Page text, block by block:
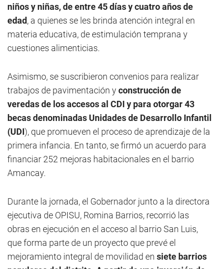
niños y niñas, de entre 45 días y cuatro años de
edad, a quienes se les brinda atención integral en
materia educativa, de estimulación temprana y
cuestiones alimenticias.
Asimismo, se suscribieron convenios para realizar
trabajos de pavimentación yconstrucción de
veredas de los accesos al CDI y para otorgar 43
becas denominadas Unidades de Desarrollo Infantil
(UDI), que promueven el proceso de aprendizaje de la
primera infancia. En tanto, se firmó un acuerdo para
financiar 252 mejoras habitacionales en el barrio
Amancay.
Durante la jornada, el Gobernador junto a la directora
ejecutiva de OPISU, Romina Barrios, recorrió las
obras en ejecución en el acceso al barrio San Luis,
que forma parte de un proyecto que prevé el
mejoramiento integral de movilidad en siete barrios